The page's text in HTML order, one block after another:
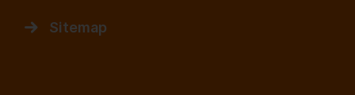
Sitemap